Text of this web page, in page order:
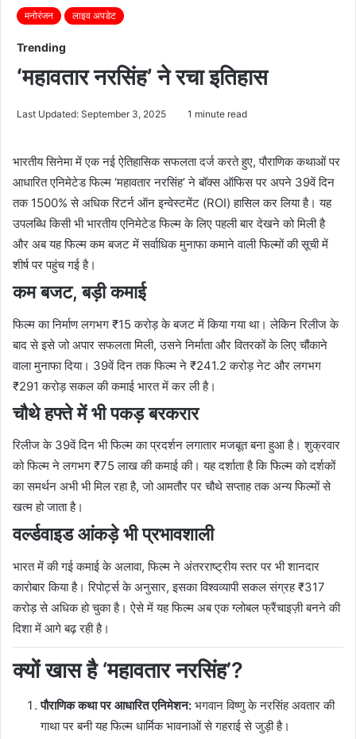
मनोरंजन लाइव अपडेट
Trending
‘महावतार नरसिंह’ ने रचा इतिहास
Last Updated: September 3, 2025 1 minute read
भारतीय सिनेमा में एक नई ऐतिहासिक सफलता दर्ज करते हुए, पौराणिक कथाओं पर
आधारित एनिमेटेड फिल्म ‘महावतार नरसिंह’ ने बॉक्स ऑफिस पर अपने 39वें दिन
तक 1500% से अधिक रिटर्न ऑन इन्वेस्टमेंट (ROI) हासिल कर लिया है। यह
उपलब्धि किसी भी भारतीय एनिमेटेड फिल्म के लिए पहली बार देखने को मिली है
और अब यह फिल्म कम बजट में सर्वाधिक मुनाफा कमाने वाली फिल्मों की सूची में
शीर्ष पर पहुंच गई है।
कम बजट, बड़ी कमाई
फिल्म का निर्माण लगभग ₹15 करोड़ के बजट में किया गया था। लेकिन रिलीज के
बाद से इसे जो अपार सफलता मिली, उसने निर्माता और वितरकों के लिए चौंकाने
वाला मुनाफा दिया। 39वें दिन तक फिल्म ने ₹241.2 करोड़ नेट और लगभग
₹291 करोड़ सकल की कमाई भारत में कर ली है।
चौथे हफ्ते में भी पकड़ बरकरार
रिलीज के 39वें दिन भी फिल्म का प्रदर्शन लगातार मजबूत बना हुआ है। शुक्रवार
को फिल्म ने लगभग ₹75 लाख की कमाई की। यह दर्शाता है कि फिल्म को दर्शकों
का समर्थन अभी भी मिल रहा है, जो आमतौर पर चौथे सप्ताह तक अन्य फिल्मों से
खत्म हो जाता है।
वर्ल्डवाइड आंकड़े भी प्रभावशाली
भारत में की गई कमाई के अलावा, फिल्म ने अंतरराष्ट्रीय स्तर पर भी शानदार
कारोबार किया है। रिपोर्ट्स के अनुसार, इसका विश्वव्यापी सकल संग्रह ₹317
करोड़ से अधिक हो चुका है। ऐसे में यह फिल्म अब एक ग्लोबल फ्रैंचाइज़ी बनने की
दिशा में आगे बढ़ रही है।
क्यों खास है ‘महावतार नरसिंह’?
पौराणिक कथा पर आधारित एनिमेशन: भगवान विष्णु के नरसिंह अवतार की
गाथा पर बनी यह फिल्म धार्मिक भावनाओं से गहराई से जुड़ी है।